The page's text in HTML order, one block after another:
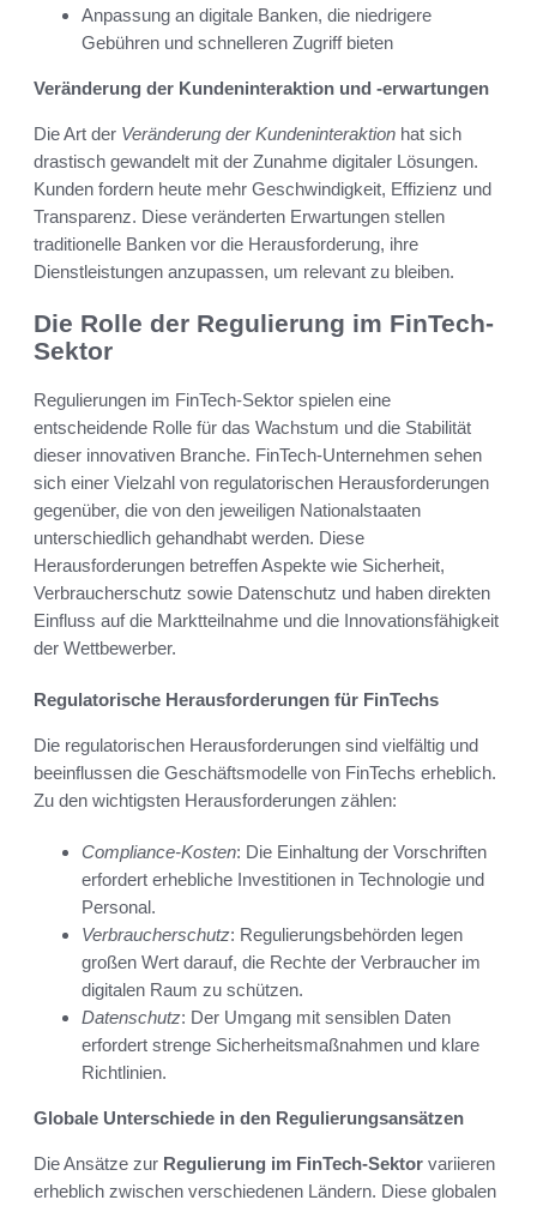
Anpassung an digitale Banken, die niedrigere
Gebühren und schnelleren Zugriff bieten
Veränderung der Kundeninteraktion und -erwartungen
Die Art der Veränderung der Kundeninteraktion hat sich
drastisch gewandelt mit der Zunahme digitaler Lösungen.
Kunden fordern heute mehr Geschwindigkeit, Effizienz und
Transparenz. Diese veränderten Erwartungen stellen
traditionelle Banken vor die Herausforderung, ihre
Dienstleistungen anzupassen, um relevant zu bleiben.
Die Rolle der Regulierung im FinTech-
Sektor
Regulierungen im FinTech-Sektor spielen eine
entscheidende Rolle für das Wachstum und die Stabilität
dieser innovativen Branche. FinTech-Unternehmen sehen
sich einer Vielzahl von regulatorischen Herausforderungen
gegenüber, die von den jeweiligen Nationalstaaten
unterschiedlich gehandhabt werden. Diese
Herausforderungen betreffen Aspekte wie Sicherheit,
Verbraucherschutz sowie Datenschutz und haben direkten
Einfluss auf die Marktteilnahme und die Innovationsfähigkeit
der Wettbewerber.
Regulatorische Herausforderungen für FinTechs
Die regulatorischen Herausforderungen sind vielfältig und
beeinflussen die Geschäftsmodelle von FinTechs erheblich.
Zu den wichtigsten Herausforderungen zählen:
Compliance-Kosten: Die Einhaltung der Vorschriften
erfordert erhebliche Investitionen in Technologie und
Personal.
Verbraucherschutz: Regulierungsbehörden legen
großen Wert darauf, die Rechte der Verbraucher im
digitalen Raum zu schützen.
Datenschutz: Der Umgang mit sensiblen Daten
erfordert strenge Sicherheitsmaßnahmen und klare
Richtlinien.
Globale Unterschiede in den Regulierungsansätzen
Die Ansätze zur Regulierung im FinTech-Sektor variieren
erheblich zwischen verschiedenen Ländern. Diese globalen